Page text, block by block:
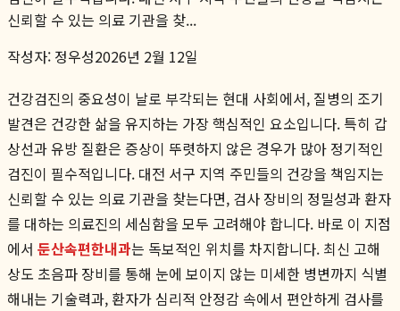
신뢰할 수 있는 의료 기관을 찾...
작성자: 정우성2026년 2월 12일
건강검진의 중요성이 날로 부각되는 현대 사회에서, 질병의 조기
발견은 건강한 삶을 유지하는 가장 핵심적인 요소입니다. 특히 갑
상선과 유방 질환은 증상이 뚜렷하지 않은 경우가 많아 정기적인
검진이 필수적입니다. 대전 서구 지역 주민들의 건강을 책임지는
신뢰할 수 있는 의료 기관을 찾는다면, 검사 장비의 정밀성과 환자
를 대하는 의료진의 세심함을 모두 고려해야 합니다. 바로 이 지점
에서 둔산속편한내과는 독보적인 위치를 차지합니다. 최신 고해
상도 초음파 장비를 통해 눈에 보이지 않는 미세한 병변까지 식별
해내는 기술력과, 환자가 심리적 안정감 속에서 편안하게 검사를